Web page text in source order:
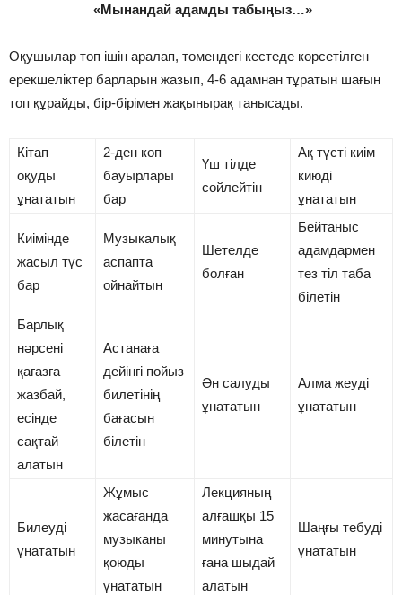
«Мынандай адамды табыңыз…»
Оқушылар топ ішін аралап, төмендегі кестеде көрсетілген
ерекшеліктер барларын жазып, 4-6 адамнан тұратын шағын
топ құрайды, бір-бірімен жақынырақ танысады.
Кітап
оқуды
ұнататын
2-ден көп
бауырлары
бар
Үш тілде
сөйлейтін
Ақ түсті киім
киюді
ұнататын
Киімінде
жасыл түс
бар
Музыкалық
аспапта
ойнайтын
Шетелде
болған
Бейтаныс
адамдармен
тез тіл таба
білетін
Барлық
нәрсені
қағазға
жазбай,
есінде
сақтай
алатын
Астанаға
дейінгі пойыз
билетінің
бағасын
білетін
Ән салуды
ұнататын
Алма жеуді
ұнататын
Билеуді
ұнататын
Жұмыс
жасағанда
музыканы
қоюды
ұнататын
Лекцияның
алғашқы 15
минутына
ғана шыдай
алатын
Шаңғы тебуді
ұнататын